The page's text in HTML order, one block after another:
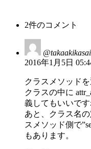
2件のコメント
@takaakikasai
2016年1月5日
クラスメソッド
クラスの中に
義してもいいです
あと、クラス名
スメソッド側で
もあります。